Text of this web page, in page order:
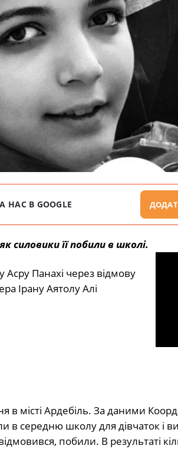
В GOOGLE
силовики її побили в школі.
Панахі через відмову
Ірану Аятолу Алі
в місті Ардебіль. За даними
в середню школу для дівчаток і
побили. В результаті